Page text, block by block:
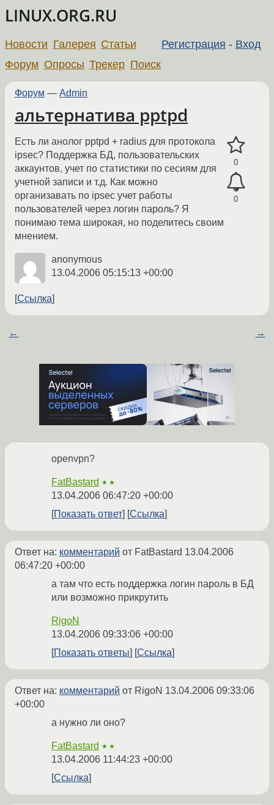
LINUX.ORG.RU
Регистрация - Вход
Новости Галерея Статьи
Форум Опросы Трекер Поиск
Форум — Admin
альтернатива pptpd
0
0
Есть ли анолог pptpd + radius для протокола
ipsec? Поддержка БД, пользовательских
аккаунтов, учет по статистики по сесиям для
учетной записи и т.д. Как можно
организавать по ipsec учет работы
пользователей через логин пароль? Я
понимаю тема широкая, но поделитесь своим
мнением.
anonymous
13.04.2006 05:15:13 +00:00
Ссылка
← →
openvpn?
FatBastard ★★
13.04.2006 06:47:20 +00:00
Показать ответ
Ссылка
Ответ на: комментарий от FatBastard 13.04.2006
06:47:20 +00:00
а там что есть поддержка логин пароль в БД
или возможно прикрутить
RigoN
13.04.2006 09:33:06 +00:00
Показать ответы
Ссылка
Ответ на: комментарий от RigoN 13.04.2006 09:33:06
+00:00
а нужно ли оно?
FatBastard ★★
13.04.2006 11:44:23 +00:00
Ссылка